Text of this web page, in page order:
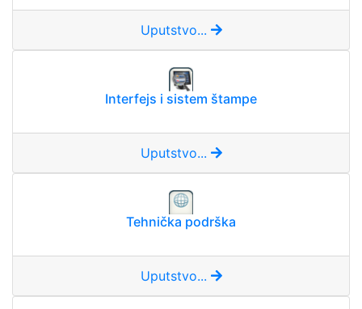
Uputstvo...
Interfejs i sistem štampe
Uputstvo...
Tehnička podrška
Uputstvo...